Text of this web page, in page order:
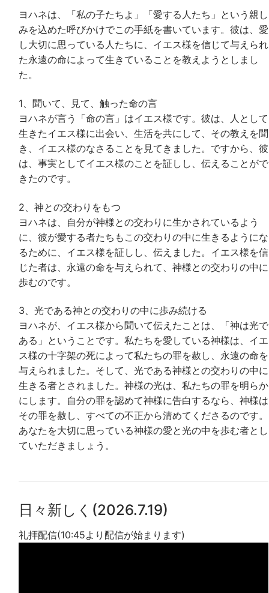
ヨハネは、「私の子たちよ」「愛する人たち」という親し
みを込めた呼びかけでこの手紙を書いています。彼は、愛
し大切に思っている人たちに、イエス様を信じて与えられ
た永遠の命によって生きていることを教えようとしまし
た。
1、聞いて、見て、触った命の言
ヨハネが言う「命の言」はイエス様です。彼は、人として
生きたイエス様に出会い、生活を共にして、その教えを聞
き、イエス様のなさることを見てきました。ですから、彼
は、事実としてイエス様のことを証しし、伝えることがで
きたのです。
2、神との交わりをもつ
ヨハネは、自分が神様との交わりに生かされているよう
に、彼が愛する者たちもこの交わりの中に生きるようにな
るために、イエス様を証しし、伝えました。イエス様を信
じた者は、永遠の命を与えられて、神様との交わりの中に
歩むのです。
3、光である神との交わりの中に歩み続ける
ヨハネが、イエス様から聞いて伝えたことは、「神は光で
ある」ということです。私たちを愛している神様は、イエ
ス様の十字架の死によって私たちの罪を赦し、永遠の命を
与えられました。そして、光である神様との交わりの中に
生きる者とされました。神様の光は、私たちの罪を明らか
にします。自分の罪を認めて神様に告白するなら、神様は
その罪を赦し、すべての不正から清めてくださるのです。
あなたを大切に思っている神様の愛と光の中を歩む者とし
ていただきましょう。
日々新しく(2026.7.19)
礼拝配信(10:45より配信が始まります)